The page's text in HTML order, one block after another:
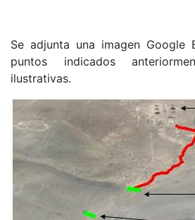
Se adjunta una imagen Google
puntos indicados
ilustrativas.